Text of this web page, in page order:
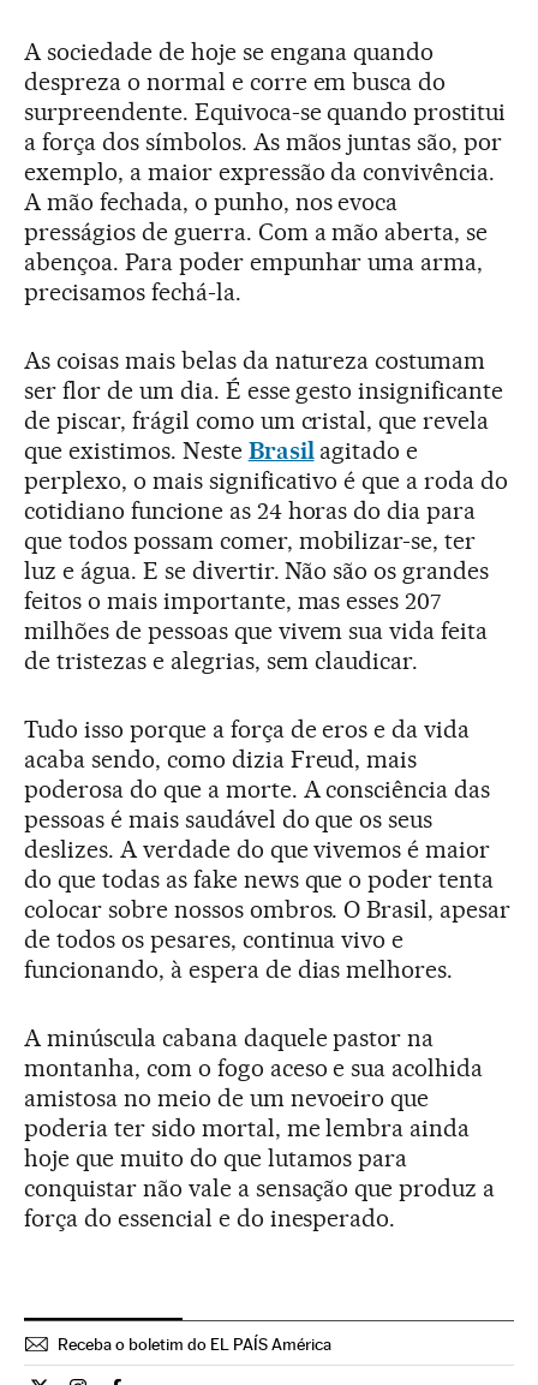
A sociedade de hoje se engana quando
despreza o normal e corre em busca do
surpreendente. Equivoca-se quando prostitui
a força dos símbolos. As mãos juntas são, por
exemplo, a maior expressão da convivência.
A mão fechada, o punho, nos evoca
presságios de guerra. Com a mão aberta, se
abençoa. Para poder empunhar uma arma,
precisamos fechá-la.
As coisas mais belas da natureza costumam
ser flor de um dia. É esse gesto insignificante
de piscar, frágil como um cristal, que revela
que existimos. Neste Brasilagitado e
perplexo, o mais significativo é que a roda do
cotidiano funcione as 24 horas do dia para
que todos possam comer, mobilizar-se, ter
luz e água. E se divertir. Não são os grandes
feitos o mais importante, mas esses 207
milhões de pessoas que vivem sua vida feita
de tristezas e alegrias, sem claudicar.
Tudo isso porque a força de eros e da vida
acaba sendo, como dizia Freud, mais
poderosa do que a morte. A consciência das
pessoas é mais saudável do que os seus
deslizes. A verdade do que vivemos é maior
do que todas as fake news que o poder tenta
colocar sobre nossos ombros. O Brasil, apesar
de todos os pesares, continua vivo e
funcionando, à espera de dias melhores.
A minúscula cabana daquele pastor na
montanha, com o fogo aceso e sua acolhida
amistosa no meio de um nevoeiro que
poderia ter sido mortal, me lembra ainda
hoje que muito do que lutamos para
conquistar não vale a sensação que produz a
força do essencial e do inesperado.
Receba o boletim do EL PAÍS América